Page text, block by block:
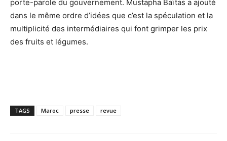
porte-parole du gouvernement. Mustapha Baïtas a ajouté
dans le même ordre d’idées que c’est la spéculation et la
multiplicité des intermédiaires qui font grimper les prix
des fruits et légumes.
TAGS Maroc presse revue